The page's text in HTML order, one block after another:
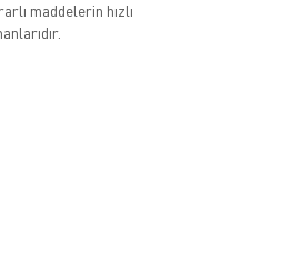
maddelerin hızlı